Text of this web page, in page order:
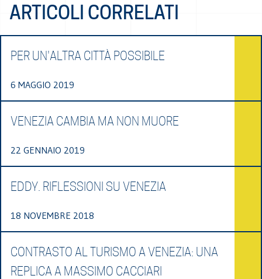
ARTICOLI CORRELATI
PER UN'ALTRA CITTÀ POSSIBILE
6 MAGGIO 2019
VENEZIA CAMBIA MA NON MUORE
22 GENNAIO 2019
EDDY. RIFLESSIONI SU VENEZIA
18 NOVEMBRE 2018
CONTRASTO AL TURISMO A VENEZIA: UNA
REPLICA A MASSIMO CACCIARI